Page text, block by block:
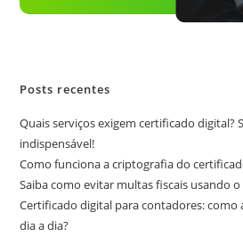
Posts recentes
Quais serviços exigem certificado digital?
indispensável!
Como funciona a criptografia do
Saiba como evitar multas fiscais usando
Certificado digital para contadores:
dia a dia?